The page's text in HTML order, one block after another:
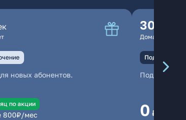
новых абонентов.
по акции
800₽/мес
300
Домашний
Подключение
0 ₽/мес